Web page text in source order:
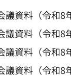
資料（令和8
資料（令和8
資料（令和8
資料（令和8